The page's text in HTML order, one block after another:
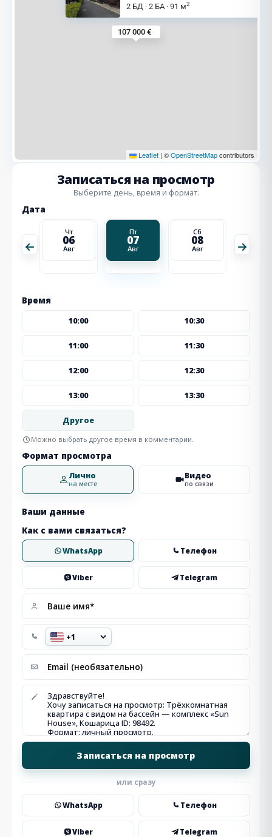
107 000 €
2 БД · 2 БА · 91 м2
Leaflet | ©OpenStreetMapcontributors
Записаться на просмотр
Выберите день, время и формат.
Дата
Чт
06
Авг
Пт
07
Авг
Сб
08
Авг
Время
10:00 10:30
11:00 11:30
12:00 12:30
13:00 13:30
Другое
Можно выбрать другое время в комментарии.
Формат просмотра
Лично
на месте
Видео
по связи
Ваши данные
Как с вами связаться?
WhatsApp Телефон
Viber Telegram
или сразу
WhatsApp Телефон
Viber Telegram